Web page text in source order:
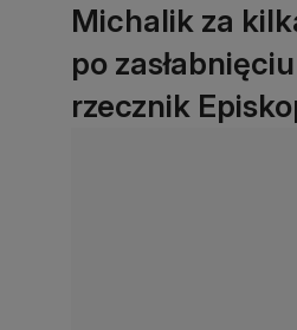
Michalik za
po
rzecznik